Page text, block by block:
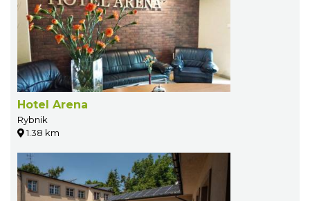
Hotel Arena
Rybnik
1.38 km